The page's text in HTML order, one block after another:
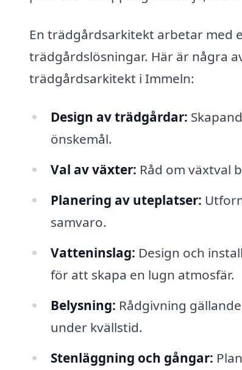
En trädgårdsarkitekt arbetar med
trädgårdslösningar. Här är några
trädgårdsarkitekt i Immeln:
Design av trädgårdar:
önskemål.
Val av växter: Råd om växtval
Planering av uteplatser:
samvaro.
Vatteninslag: Design och
för att skapa en lugn atmosfär.
Belysning: Rådgivning
under kvällstid.
Stenläggning och gångar: